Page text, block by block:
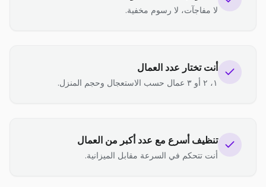
لا مفاجآت، لا رسوم مخفية.
أنت تختار عدد العمال
١، ٢ أو ٣ عمال حسب الاستعجال وحجم المنزل.
تنظيف أسرع مع عدد أكبر من العمال
أنت تتحكم في السرعة مقابل الميزانية.